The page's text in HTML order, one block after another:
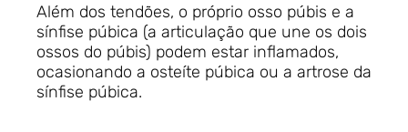
Além dos tendões, o próprio osso púbis e a
sínfise púbica (a articulação que une os dois
ossos do púbis) podem estar inflamados,
ocasionando a osteíte púbica ou a artrose da
sínfise púbica.